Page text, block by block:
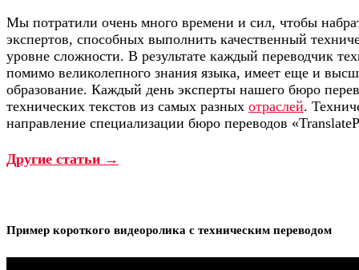
Мы потратили очень много времени и сил, чтобы
экспертов, способных выполнить качественный
уровне сложности. В результате каждый переводчик
помимо великолепного знания языка, имеет еще и
образование. Каждый день эксперты нашего бюро
технических текстов из самых разных отраслей.
направление специализации бюро переводов
Другие статьи →
Пример короткого видеоролика с техническим переводом